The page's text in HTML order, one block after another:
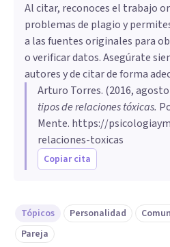
Al citar, reconoces el trabajo
problemas de plagio y
a las fuentes originales para
o verificar datos. Asegúrate
autores y de citar de forma
Arturo Torres. (2016,
tipos de relaciones tóxicas.
Mente. https://
relaciones-toxicas
Copiar cita
Tópicos Personalidad
Pareja